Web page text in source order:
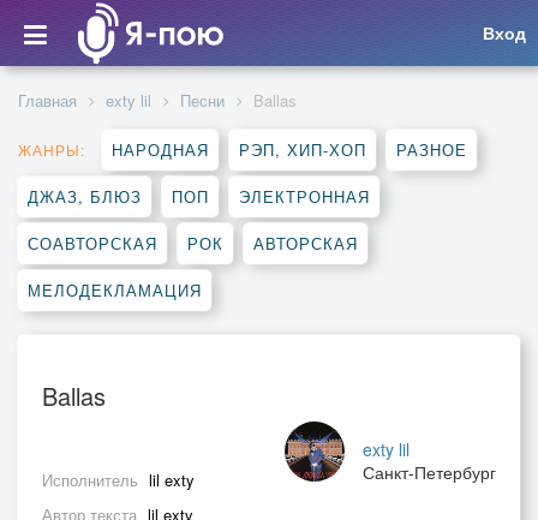
Вход
Главная exty lil Песни Ballas
ЖАНРЫ: НАРОДНАЯ РЭП, ХИП-ХОП РАЗНОЕ
ДЖАЗ, БЛЮЗ ПОП ЭЛЕКТРОННАЯ
СОАВТОРСКАЯ РОК АВТОРСКАЯ
МЕЛОДЕКЛАМАЦИЯ
Ballas
exty lil
Санкт-Петербург
Исполнитель lil exty
Автор текста lil exty